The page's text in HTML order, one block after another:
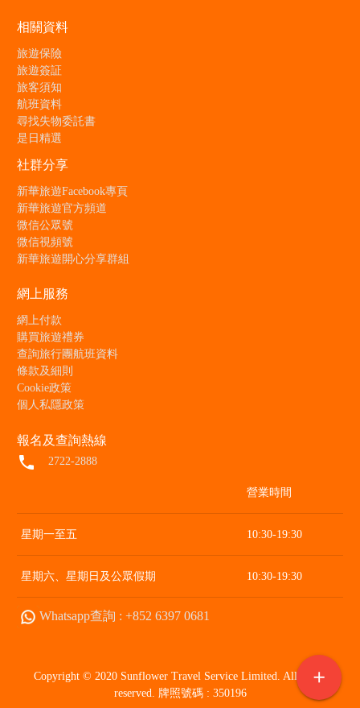
add
相關資料
旅遊保險
旅遊簽証
旅客須知
航班資料
尋找失物委託書
是日精選
社群分享
新華旅遊Facebook專頁
新華旅遊官方頻道
微信公眾號
微信視頻號
新華旅遊開心分享群組
網上服務
網上付款
購買旅遊禮券
查詢旅行團航班資料
條款及細則
Cookie政策
個人私隱政策
報名及查詢熱線
local_phone 2722-2888
營業時間
星期一至五 10:30-19:30
星期六、星期日及公眾假期 10:30-19:30
Whatsapp查詢 : +852 6397 0681
Copyright © 2020 Sunflower Travel Service Limited. All rights
reserved. 牌照號碼 : 350196